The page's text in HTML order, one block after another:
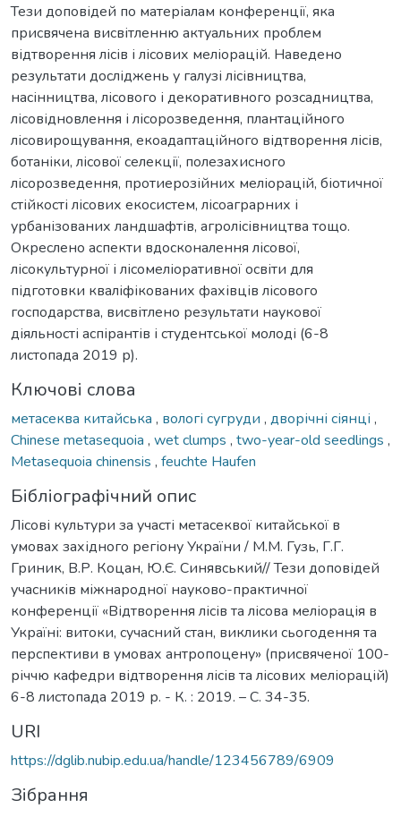
Тези доповідей по матеріалам конференції, яка
присвячена висвітленню актуальних проблем
відтворення лісів і лісових меліорацій. Наведено
результати досліджень у галузі лісівництва,
насінництва, лісового і декоративного розсадництва,
лісовідновлення і лісорозведення, плантаційного
лісовирощування, екоадаптаційного відтворення лісів,
ботаніки, лісової селекції, полезахисного
лісорозведення, протиерозійних меліорацій, біотичної
стійкості лісових екосистем, лісоаграрних і
урбанізованих ландшафтів, агролісівництва тощо.
Окреслено аспекти вдосконалення лісової,
лісокультурної і лісомеліоративної освіти для
підготовки кваліфікованих фахівців лісового
господарства, висвітлено результати наукової
діяльності аспірантів і студентської молоді (6-8
листопада 2019 р).
Ключові слова
метасеква китайська , вологі сугруди , дворічні сіянці ,
Chinese metasequoia , wet clumps , two-year-old seedlings ,
Metasequoia chinensis , feuchte Haufen
Бібліографічний опис
Лісові культури за участі метасеквої китайської в
умовах західного регіону України / М.М. Гузь, Г.Г.
Гриник, В.Р. Коцан, Ю.Є. Синявський// Тези доповідей
учасників міжнародної науково-практичної
конференції «Відтворення лісів та лісова меліорація в
Україні: витоки, сучасний стан, виклики сьогодення та
перспективи в умовах антропоцену» (присвяченої 100-
річчю кафедри відтворення лісів та лісових меліорацій)
6-8 листопада 2019 р. - К. : 2019. – С. 34-35.
URI
https://dglib.nubip.edu.ua/handle/123456789/6909
Зібрання